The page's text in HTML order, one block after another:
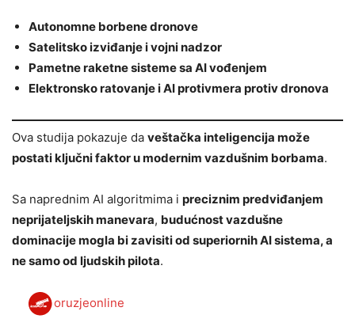
Autonomne borbene dronove
Satelitsko izviđanje i vojni nadzor
Pametne raketne sisteme sa AI vođenjem
Elektronsko ratovanje i AI protivmera protiv dronova
Ova studija pokazuje da veštačka inteligencija može
postati ključni faktor u modernim vazdušnim borbama.
Sa naprednim AI algoritmima i preciznim predviđanjem
neprijateljskih manevara, budućnost vazdušne
dominacije mogla bi zavisiti od superiornih AI sistema, a
ne samo od ljudskih pilota.
oruzjeonline